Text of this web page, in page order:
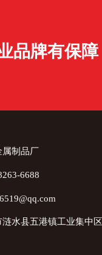
品牌有保障
属制品厂
6688
水县五港镇工业集中区